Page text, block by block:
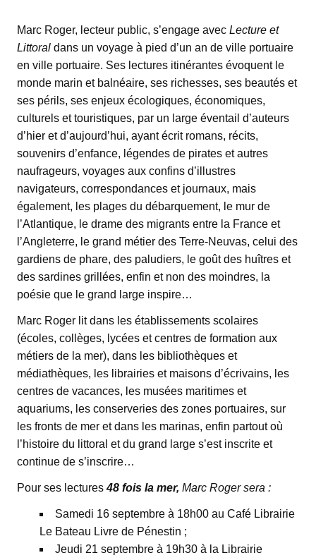
Marc Roger, lecteur public, s’engage avec Lecture et
Littoral dans un voyage à pied d’un an de ville portuaire
en ville portuaire. Ses lectures itinérantes évoquent le
monde marin et balnéaire, ses richesses, ses beautés et
ses périls, ses enjeux écologiques, économiques,
culturels et touristiques, par un large éventail d’auteurs
d’hier et d’aujourd’hui, ayant écrit romans, récits,
souvenirs d’enfance, légendes de pirates et autres
naufrageurs, voyages aux confins d’illustres
navigateurs, correspondances et journaux, mais
également, les plages du débarquement, le mur de
l’Atlantique, le drame des migrants entre la France et
l’Angleterre, le grand métier des Terre-Neuvas, celui des
gardiens de phare, des paludiers, le goût des huîtres et
des sardines grillées, enfin et non des moindres, la
poésie que le grand large inspire…
Marc Roger lit dans les établissements scolaires
(écoles, collèges, lycées et centres de formation aux
métiers de la mer), dans les bibliothèques et
médiathèques, les librairies et maisons d’écrivains, les
centres de vacances, les musées maritimes et
aquariums, les conserveries des zones portuaires, sur
les fronts de mer et dans les marinas, enfin partout où
l’histoire du littoral et du grand large s’est inscrite et
continue de s’inscrire…
Pour ses lectures48 fois la mer, Marc Roger sera :
Samedi 16 septembre à 18h00 au Café Librairie
Le Bateau Livre de Pénestin ;
Jeudi 21 septembre à 19h30 à la Librairie